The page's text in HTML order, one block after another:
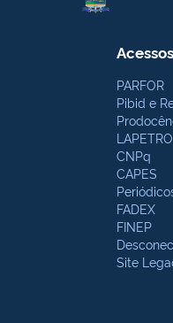
Acessos
PARFOR
Pibid e
LAPETRO
CNPq
CAPES
FADEX
FINEP
Site